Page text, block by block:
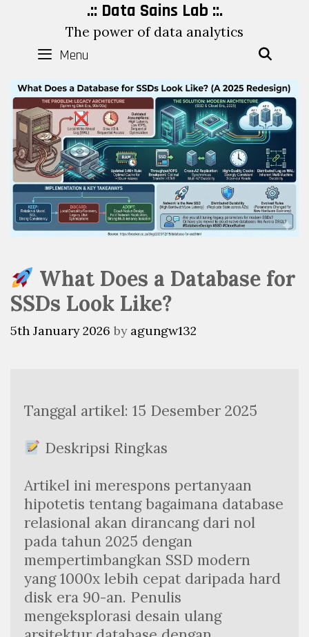
content
.:: Data Sains Lab ::.
The power of data analytics
Menu
What Does a Database for
SSDs Look Like?
5th January 2026 by agungw132
Tanggal artikel: 15 Desember 2025
Deskripsi Ringkas
Artikel ini merespons pertanyaan
hipotetis tentang bagaimana database
relasional akan dirancang dari nol
pada tahun 2025 dengan
mempertimbangkan SSD modern
yang 1000x lebih cepat daripada hard
disk era 90-an. Penulis
mengeksplorasi desain ulang